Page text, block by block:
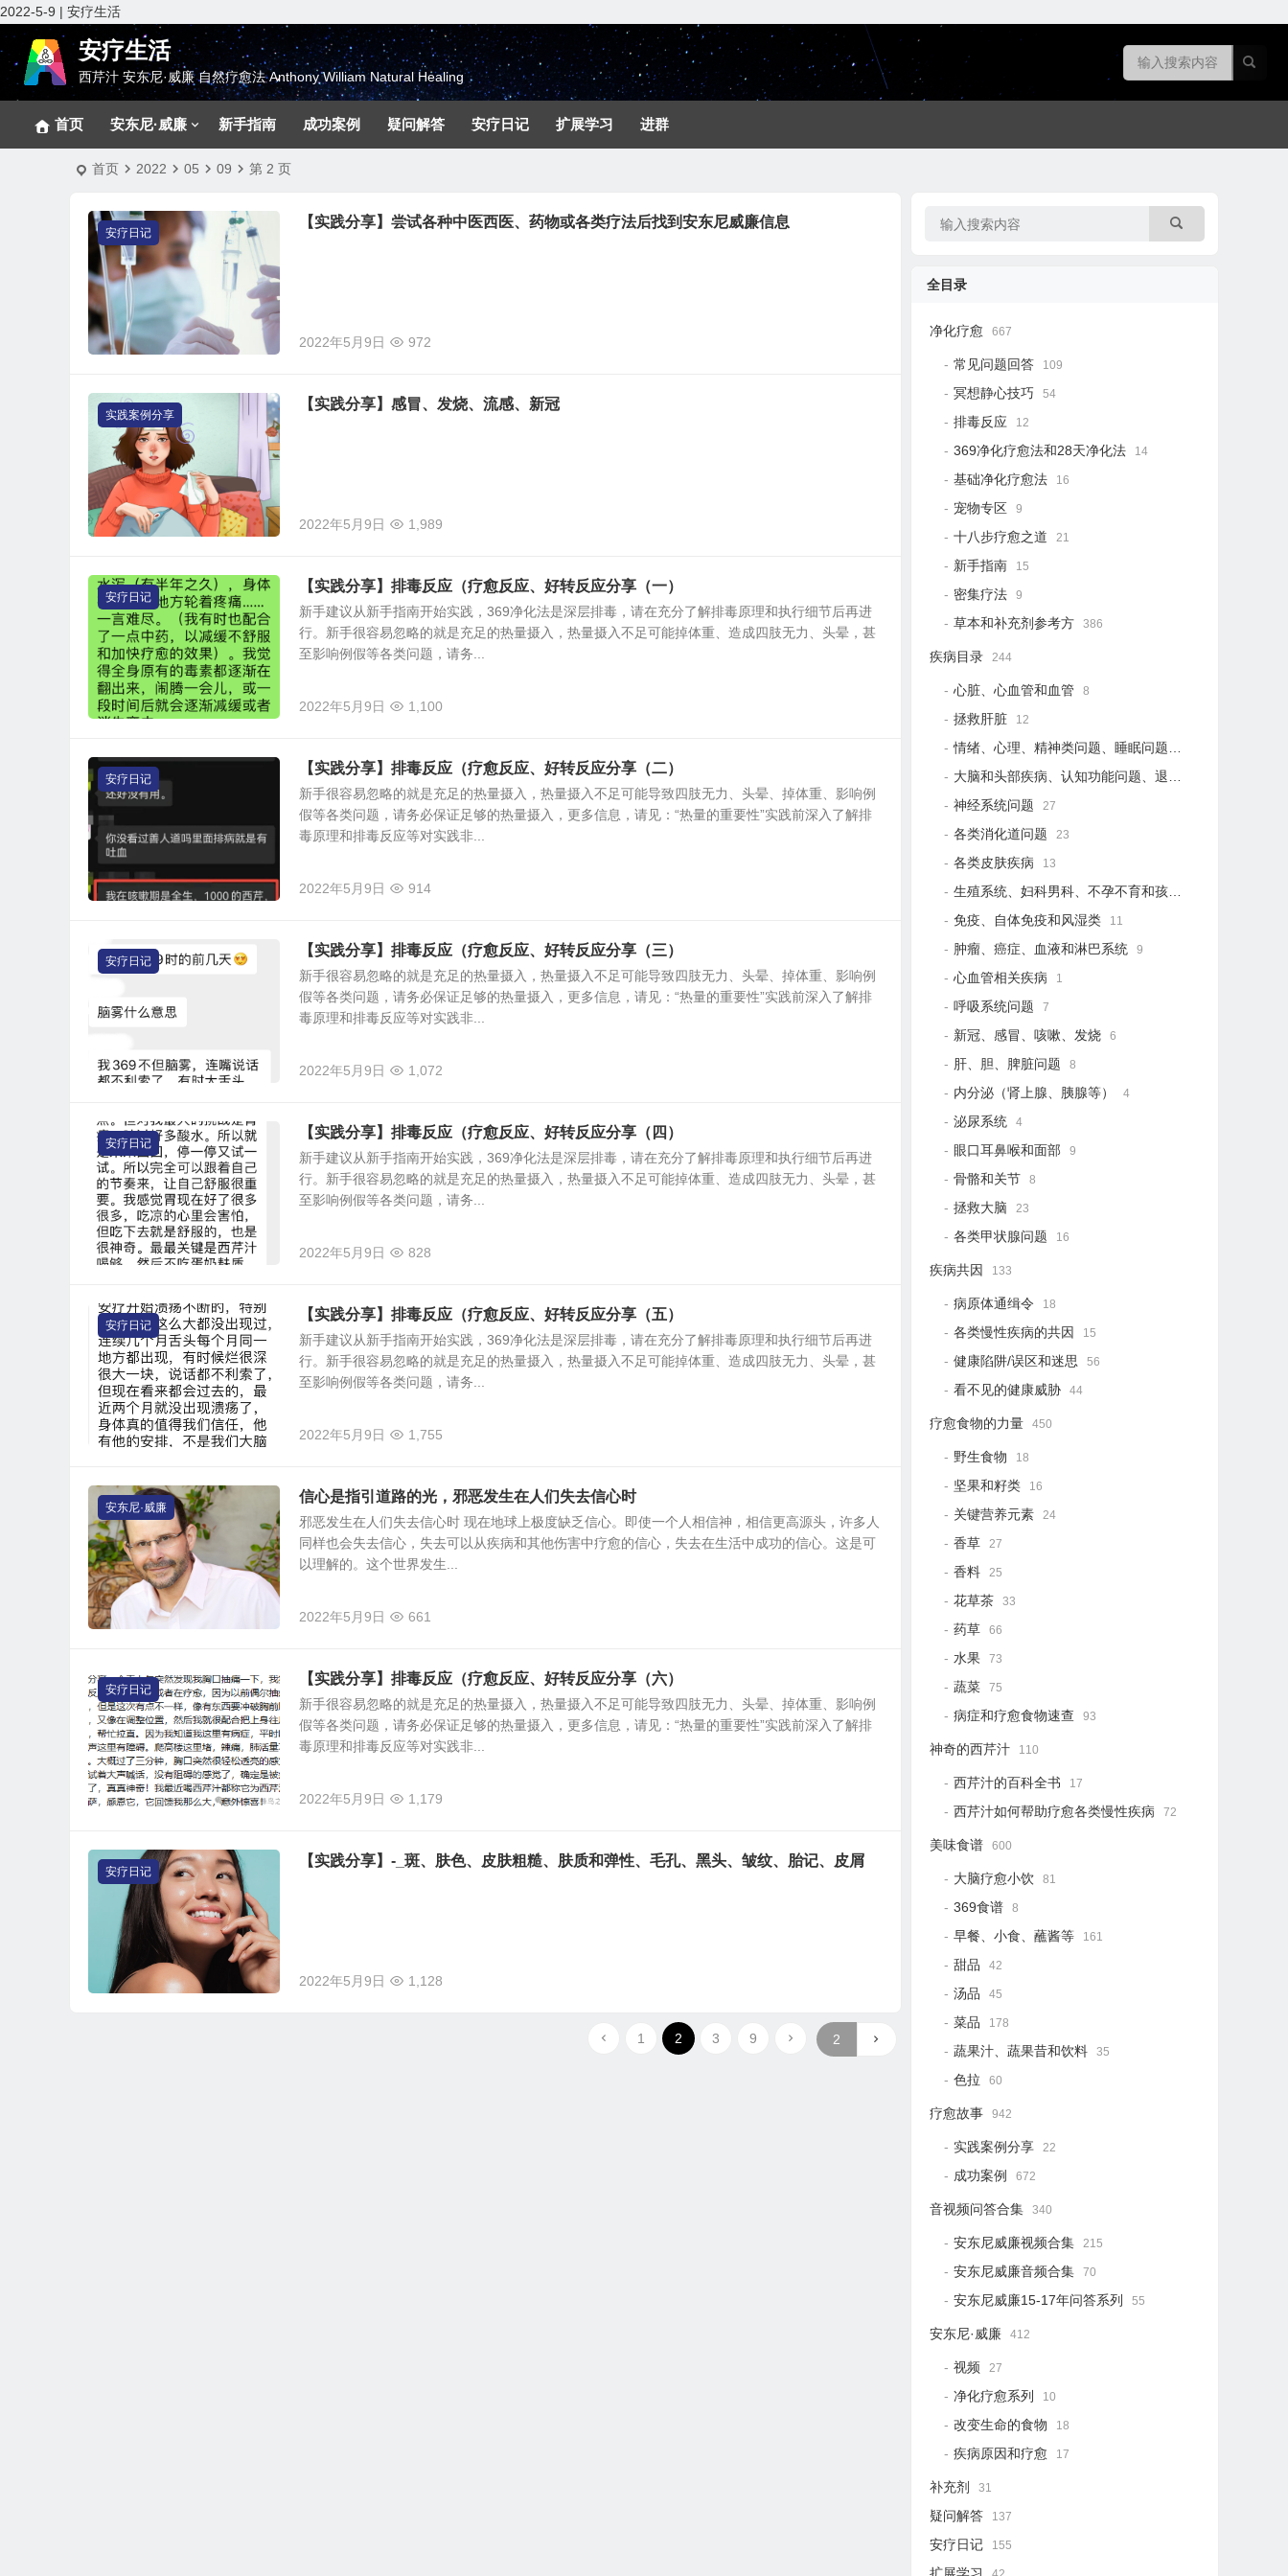
2022-5-9 | 安疗生活
安疗生活
西芹汁 安东尼·威廉 自然疗愈法 Anthony William Natural Healing
首页 安东尼·威廉 新手指南 成功案例 疑问解答 安疗日记 扩展学习 进群
首页 2022 05 09 第 2 页
安疗日记
【实践分享】尝试各种中医西医、药物或各类疗法后找到安东尼威廉信息
2022年5月9日 972
实践案例分享
【实践分享】感冒、发烧、流感、新冠
2022年5月9日 1,989
安疗日记
【实践分享】排毒反应（疗愈反应、好转反应分享（一）
新手建议从新手指南开始实践，369净化法是深层排毒，请在充分了解排毒原理和执行细节后再进
行。新手很容易忽略的就是充足的热量摄入，热量摄入不足可能掉体重、造成四肢无力、头晕，甚
至影响例假等各类问题，请务...
2022年5月9日 1,100
安疗日记
【实践分享】排毒反应（疗愈反应、好转反应分享（二）
新手很容易忽略的就是充足的热量摄入，热量摄入不足可能导致四肢无力、头晕、掉体重、影响例
假等各类问题，请务必保证足够的热量摄入，更多信息，请见：“热量的重要性”实践前深入了解排
毒原理和排毒反应等对实践非...
2022年5月9日 914
安疗日记
【实践分享】排毒反应（疗愈反应、好转反应分享（三）
新手很容易忽略的就是充足的热量摄入，热量摄入不足可能导致四肢无力、头晕、掉体重、影响例
假等各类问题，请务必保证足够的热量摄入，更多信息，请见：“热量的重要性”实践前深入了解排
毒原理和排毒反应等对实践非...
2022年5月9日 1,072
安疗日记
【实践分享】排毒反应（疗愈反应、好转反应分享（四）
新手建议从新手指南开始实践，369净化法是深层排毒，请在充分了解排毒原理和执行细节后再进
行。新手很容易忽略的就是充足的热量摄入，热量摄入不足可能掉体重、造成四肢无力、头晕，甚
至影响例假等各类问题，请务...
2022年5月9日 828
安疗日记
【实践分享】排毒反应（疗愈反应、好转反应分享（五）
新手建议从新手指南开始实践，369净化法是深层排毒，请在充分了解排毒原理和执行细节后再进
行。新手很容易忽略的就是充足的热量摄入，热量摄入不足可能掉体重、造成四肢无力、头晕，甚
至影响例假等各类问题，请务...
2022年5月9日 1,755
安东尼·威廉
信心是指引道路的光，邪恶发生在人们失去信心时
邪恶发生在人们失去信心时 现在地球上极度缺乏信心。即使一个人相信神，相信更高源头，许多人
同样也会失去信心，失去可以从疾病和其他伤害中疗愈的信心，失去在​​生活中成功的信心。这是可
以理解的。这个世界发生...
2022年5月9日 661
安疗日记
【实践分享】排毒反应（疗愈反应、好转反应分享（六）
新手很容易忽略的就是充足的热量摄入，热量摄入不足可能导致四肢无力、头晕、掉体重、影响例
假等各类问题，请务必保证足够的热量摄入，更多信息，请见：“热量的重要性”实践前深入了解排
毒原理和排毒反应等对实践非...
2022年5月9日 1,179
安疗日记
【实践分享】-_斑、肤色、皮肤粗糙、肤质和弹性、毛孔、黑头、皱纹、胎记、皮屑
2022年5月9日 1,128
1 2 3 9
全目录
净化疗愈 667
常见问题回答 109
冥想静心技巧 54
排毒反应 12
369净化疗愈法和28天净化法 14
基础净化疗愈法 16
宠物专区 9
十八步疗愈之道 21
新手指南 15
密集疗法 9
草本和补充剂参考方 386
疾病目录 244
心脏、心血管和血管 8
拯救肝脏 12
情绪、心理、精神类问题、睡眠问题 18
大脑和头部疾病、认知功能问题、退行性疾病
神经系统问题 27
各类消化道问题 23
各类皮肤疾病 13
生殖系统、妇科男科、不孕不育和孩子健康
免疫、自体免疫和风湿类 11
肿瘤、癌症、血液和淋巴系统 9
心血管相关疾病 1
呼吸系统问题 7
新冠、感冒、咳嗽、发烧 6
肝、胆、脾脏问题 8
内分泌（肾上腺、胰腺等） 4
泌尿系统 4
眼口耳鼻喉和面部 9
骨骼和关节 8
拯救大脑 23
各类甲状腺问题 16
疾病共因 133
病原体通缉令 18
各类慢性疾病的共因 15
健康陷阱/误区和迷思 56
看不见的健康威胁 44
疗愈食物的力量 450
野生食物 18
坚果和籽类 16
关键营养元素 24
香草 27
香料 25
花草茶 33
药草 66
水果 73
蔬菜 75
病症和疗愈食物速查 93
神奇的西芹汁 110
西芹汁的百科全书 17
西芹汁如何帮助疗愈各类慢性疾病 72
美味食谱 600
大脑疗愈小饮 81
369食谱 8
早餐、小食、蘸酱等 161
甜品 42
汤品 45
菜品 178
蔬果汁、蔬果昔和饮料 35
色拉 60
疗愈故事 942
实践案例分享 22
成功案例 672
音视频问答合集 340
安东尼威廉视频合集 215
安东尼威廉音频合集 70
安东尼威廉15-17年问答系列 55
安东尼·威廉 412
视频 27
净化疗愈系列 10
改变生命的食物 18
疾病原因和疗愈 17
补充剂 31
疑问解答 137
安疗日记 155